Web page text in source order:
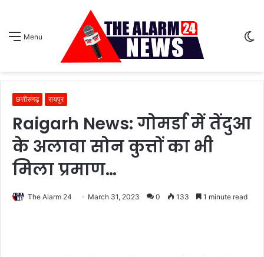
Menu
छत्तीसगढ़ रायपुर
Raigarh News: गोमर्डा में तेंदुआ
के अलावा सोन कुत्तों का भी
मिला प्रमाण…
The Alarm 24 March 31, 2023 0 133 1 minute read